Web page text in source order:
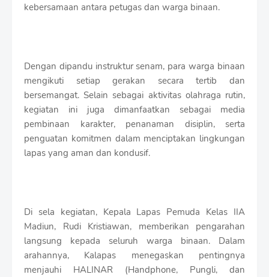
kebersamaan antara petugas dan warga binaan.
Dengan dipandu instruktur senam, para warga binaan
mengikuti setiap gerakan secara tertib dan
bersemangat. Selain sebagai aktivitas olahraga rutin,
kegiatan ini juga dimanfaatkan sebagai media
pembinaan karakter, penanaman disiplin, serta
penguatan komitmen dalam menciptakan lingkungan
lapas yang aman dan kondusif.
Di sela kegiatan, Kepala Lapas Pemuda Kelas IIA
Madiun, Rudi Kristiawan, memberikan pengarahan
langsung kepada seluruh warga binaan. Dalam
arahannya, Kalapas menegaskan pentingnya
menjauhi HALINAR (Handphone, Pungli, dan
e
t
e
s